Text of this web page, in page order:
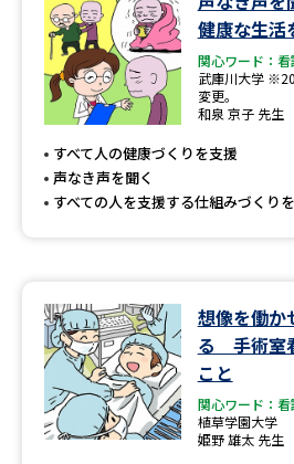
健康な生活
関心ワード：看
武庫川大学
変更。
和泉 京子 先生
すべて人の健康づくりを支援
声なき声を聞く
すべての人を支援する仕組みづくりを
想像を働か
る 手術室
こと
関心ワード：看
植草学園大学
姫野 雄太 先生